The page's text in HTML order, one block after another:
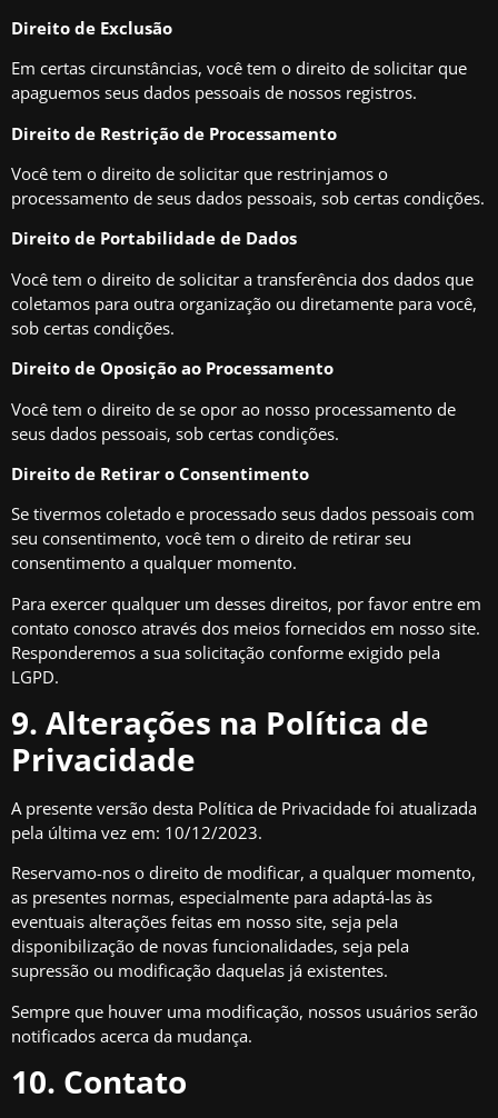
Direito de Exclusão
Em certas circunstâncias, você tem o direito de solicitar que
apaguemos seus dados pessoais de nossos registros.
Direito de Restrição de Processamento
Você tem o direito de solicitar que restrinjamos o
processamento de seus dados pessoais, sob certas condições.
Direito de Portabilidade de Dados
Você tem o direito de solicitar a transferência dos dados que
coletamos para outra organização ou diretamente para você,
sob certas condições.
Direito de Oposição ao Processamento
Você tem o direito de se opor ao nosso processamento de
seus dados pessoais, sob certas condições.
Direito de Retirar o Consentimento
Se tivermos coletado e processado seus dados pessoais com
seu consentimento, você tem o direito de retirar seu
consentimento a qualquer momento.
Para exercer qualquer um desses direitos, por favor entre em
contato conosco através dos meios fornecidos em nosso site.
Responderemos a sua solicitação conforme exigido pela
LGPD.
9. Alterações na Política de
Privacidade
A presente versão desta Política de Privacidade foi atualizada
pela última vez em: 10/12/2023.
Reservamo-nos o direito de modificar, a qualquer momento,
as presentes normas, especialmente para adaptá-las às
eventuais alterações feitas em nosso site, seja pela
disponibilização de novas funcionalidades, seja pela
supressão ou modificação daquelas já existentes.
Sempre que houver uma modificação, nossos usuários serão
notificados acerca da mudança.
10. Contato